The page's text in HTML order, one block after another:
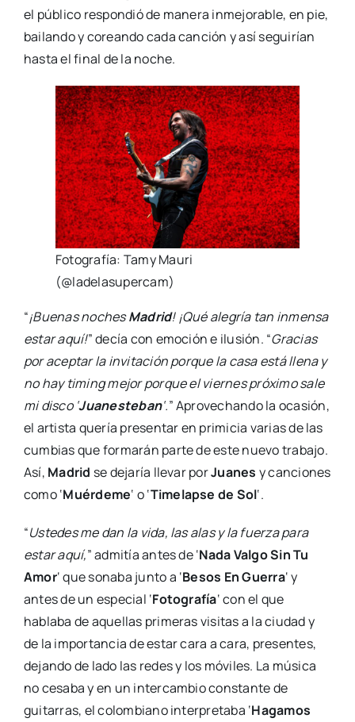
el público respondió de manera inmejorable, en pie,
bailando y coreando cada canción y así seguirían
hasta el final de la noche.
Fotografía: Tamy Mauri
(@ladelasupercam)
“¡Buenas nochesMadrid! ¡Qué alegría tan inmensa
estar aquí!” decía con emoción e ilusión. “Gracias
por aceptar la invitación porque la casa está llena y
no hay timing mejor porque el viernes próximo sale
mi disco ‘Juanesteban‘.” Aprovechando la ocasión,
el artista quería presentar en primicia varias de las
cumbias que formarán parte de este nuevo trabajo.
Así, Madrid se dejaría llevar porJuanes y canciones
como ‘Muérdeme‘ o ‘Timelapse de Sol‘.
“Ustedes me dan la vida, las alas y la fuerza para
estar aquí,” admitía antes de ‘Nada Valgo Sin Tu
Amor‘ que sonaba junto a ‘Besos En Guerra‘ y
antes de un especial ‘Fotografía‘ con el que
hablaba de aquellas primeras visitas a la ciudad y
de la importancia de estar cara a cara, presentes,
dejando de lado las redes y los móviles. La música
no cesaba y en un intercambio constante de
guitarras, el colombiano interpretaba ‘Hagamos